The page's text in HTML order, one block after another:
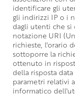
identificare gli
gli indirizzi IP o i
dagli utenti che
notazione URI
richieste, l'orario
sottoporre la
ottenuto in
della risposta
parametri relativi
informatico